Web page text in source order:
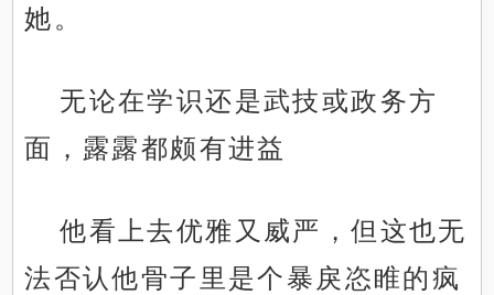
她。
无论在学识还是武技或政务方
面，露露都颇有进益
他看上去优雅又威严，但这也无
法否认他骨子里是个暴戾恣睢的疯